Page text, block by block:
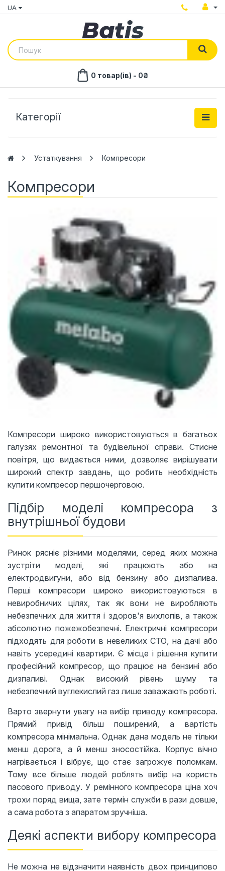
UA
0 товар(ів) - 0₴
Категорії
Устаткування Компресори
Компресори
Компресори широко використовуються в багатьох
галузях ремонтної та будівельної справи. Стисне
повітря, що видається ними, дозволяє вирішувати
широкий спектр завдань, що робить необхідність
купити компресор першочерговою.
Підбір моделі компресора з
внутрішньої будови
Ринок рясніє різними моделями, серед яких можна
зустріти моделі, які працюють або на
електродвигуни, або від бензину або дизпалива.
Перші компресори широко використовуються в
невиробничих цілях, так як вони не виробляють
небезпечних для життя і здоров'я вихлопів, а також
абсолютно пожежобезпечні. Електричні компресори
підходять для роботи в невеликих СТО, на дачі або
навіть усередині квартири. Є місце і рішення купити
професійний компресор, що працює на бензині або
дизпаливі. Однак високий рівень шуму та
небезпечний вуглекислий газ лише заважають роботі.
Варто звернути увагу на вибір приводу компресора.
Прямий привід більш поширений, а вартість
компресора мінімальна. Однак дана модель не тільки
менш дорога, а й менш зносостійка. Корпус вічно
нагрівається і вібрує, що стає загрожує поломкам.
Тому все більше людей роблять вибір на користь
пасового приводу. У ремінного компресора ціна хоч
трохи поряд вища, зате термін служби в рази довше,
а сама робота з апаратом зручніша.
Деякі аспекти вибору компресора
Не можна не відзначити наявність двох принципово